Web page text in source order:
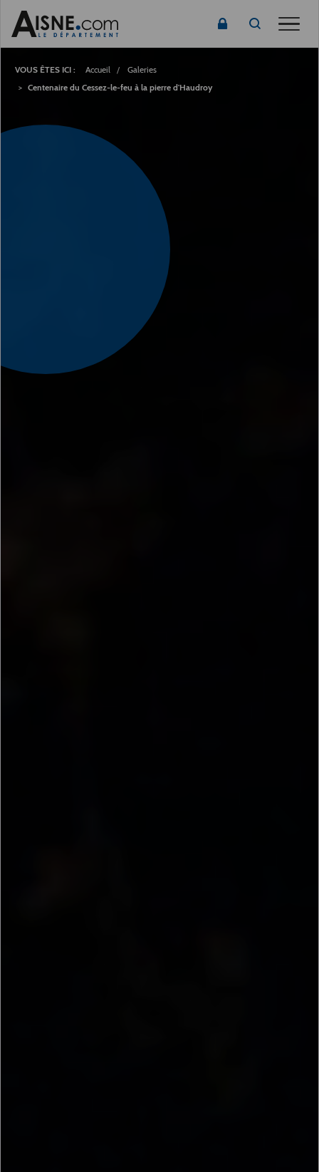
Fil
d'Ariane
Accueil
Galeries
Centenaire du Cessez-le-feu à la pierre d'Haudroy